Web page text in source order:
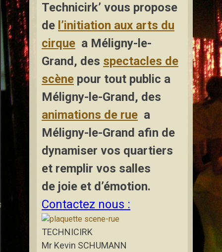
Technicirk’ vous propose
de l’initiation aux arts du
cirque a Méligny-le-
Grand , des spectacles de
scène pour tout public a
Méligny-le-Grand, des
animations de rue a
Méligny-le-Grand afin de
dynamiser vos quartiers
et remplir vos salles
de joie et d’émotion.
Contactez nous :
TECHNICIRK
Mr Kevin SCHUMANN